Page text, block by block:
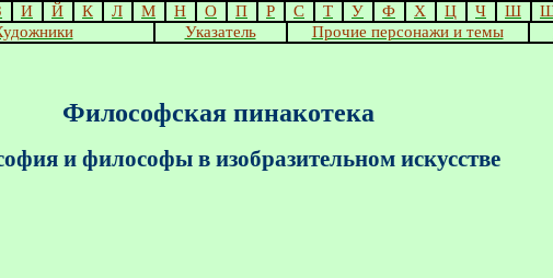
И Й К Л М Н О П Р С Т У Ф Х Ц Ч Ш
Указатель Прочие персонажи и темы
Философская пинакотека
и философы в изобразительном искусстве